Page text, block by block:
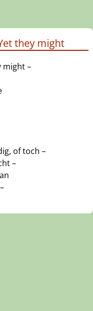
they might
might –
of toch –
–